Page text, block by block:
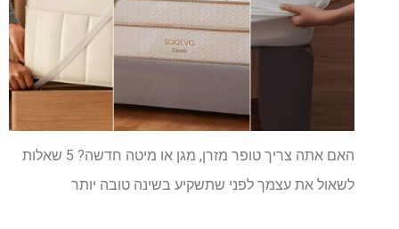
האם אתה צריך טופר מזרן, מגן או מיטה חדשה? 5 שאלות
לשאול את עצמך לפני שתשקיע בשינה טובה יותר